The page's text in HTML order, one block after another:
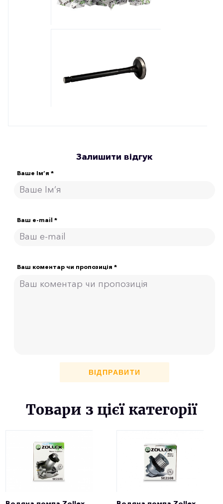
Залишити відгук
Ваше Ім’я *
Ваш e-mail *
Ваш коментар чи пропозиція *
ВІДПРАВИТИ
Товари з цієї категорії